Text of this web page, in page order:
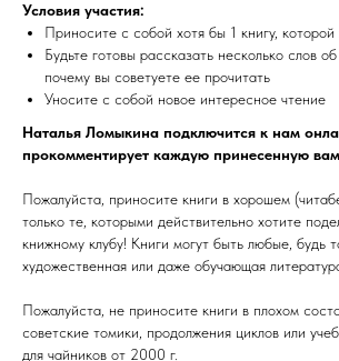
Условия участия:
Приносите с собой хотя бы 1 книгу, которой
Будьте готовы рассказать несколько слов
почему вы советуете ее прочитать
Уносите с собой новое интересное чтение
Наталья Ломыкина подключится к нам
прокомментирует каждую принесенную
Пожалуйста, приносите книги в хорошем
только те, которыми действительно хотите
книжному клубу! Книги могут быть любые, будь
художественная или даже обучающая
Пожалуйста, не приносите книги в плохом
советские томики, продолжения циклов или
для чайников от 2000 г.